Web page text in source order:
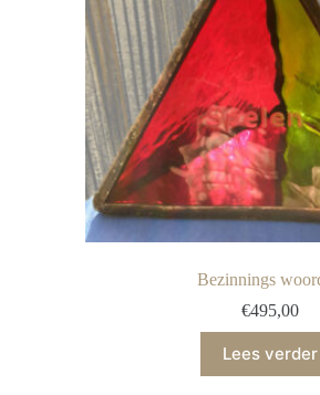
Bezinnings
€495,00
Lees verder